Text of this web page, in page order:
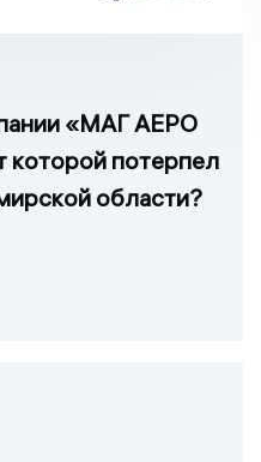
«МАГ АЕРО
потерпел
области?